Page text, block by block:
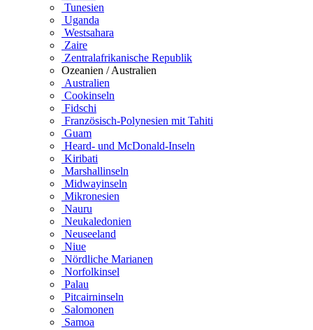
Tunesien
Uganda
Westsahara
Zaire
Zentralafrikanische Republik
Ozeanien / Australien
Australien
Cookinseln
Fidschi
Französisch-Polynesien mit Tahiti
Guam
Heard- und McDonald-Inseln
Kiribati
Marshallinseln
Midwayinseln
Mikronesien
Nauru
Neukaledonien
Neuseeland
Niue
Nördliche Marianen
Norfolkinsel
Palau
Pitcairninseln
Salomonen
Samoa